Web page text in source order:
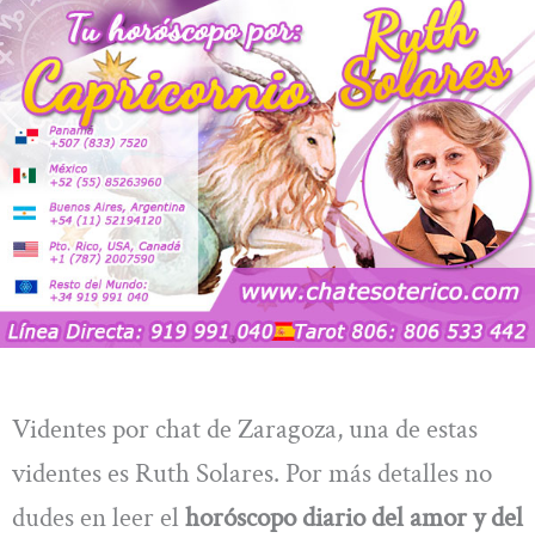
Videntes por chat de Zaragoza, una de estas
videntes es Ruth Solares. Por más detalles no
dudes en leer el horóscopo diario del amor y del